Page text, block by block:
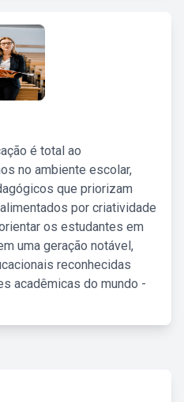
é total ao
no ambiente escolar,
que priorizam
por criatividade
os estudantes em
uma geração notável,
reconhecidas
acadêmicas do mundo -